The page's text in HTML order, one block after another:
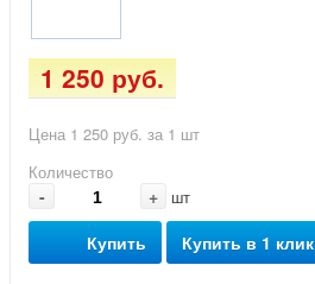
1 250 руб.
Цена 1 250 руб. за 1 шт
Количество
- + шт
Купить Купить в 1 клик